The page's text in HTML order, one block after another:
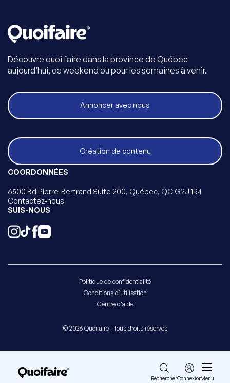
RechercherConnexionMenu
Découvre quoi faire dans la province de Québec
aujourd’hui, ce weekend ou pour les semaines à venir.
Annoncer avec nous
Création de contenu
COORDONNÉES
6500 Bd Pierre-Bertrand Suite 200, Québec, QC G2J 1R4
Contactez-nous
SUIS-NOUS
Politique de confidentialité
Conditions d'utilisation
Centre d'aide
© 2026 Quoifaire | Tous droits réservés